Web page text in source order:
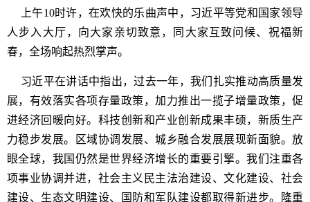
上午10时许，在欢快的乐曲声中，习近平等党和国家领导
人步入大厅，向大家亲切致意，同大家互致问候、祝福新
春，全场响起热烈掌声。
习近平在讲话中指出，过去一年，我们扎实推动高质量发
展，有效落实各项存量政策，加力推出一揽子增量政策，促
进经济回暖向好。科技创新和产业创新成果丰硕，新质生产
力稳步发展。区域协调发展、城乡融合发展展现新面貌。放
眼全球，我国仍然是世界经济增长的重要引擎。我们注重各
项事业协调并进，社会主义民主法治建设、文化建设、社会
建设、生态文明建设、国防和军队建设都取得新进步。隆重